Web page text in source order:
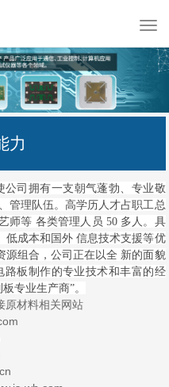
力
司拥有一支朝气蓬勃、专业敬
管理队伍。高学历人才占职工总
师等 各类管理人员 50 多人。具
低成本和国外 信息技术支援等优
源组合，公司正在以全 新的面貌
路板制作的专业技术和丰富的经
专业生产商”。
原材料相关网站